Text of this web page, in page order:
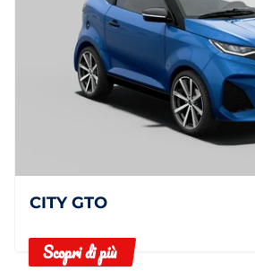
CITY GTO
Scopri di più